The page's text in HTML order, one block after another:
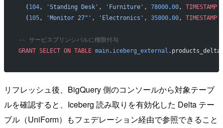
  (
104, 'Standing Desk' , 'Furniture' , 78000.00, TIMESTAMP
  (
105, 'Monitor 27"' , 'Electronics' , 35800.00, TIMESTAMP
-- サービスプリンシパルに権限付与
GRANT SELECT ON TABLE main. iceberg_external
リフレッシュ後、BigQuery 側のコンソールから対象テーブ
ルを確認すると、Iceberg 読み取りを有効化した Delta テー
ブル（UniForm）もフェデレーション経由で参照できること